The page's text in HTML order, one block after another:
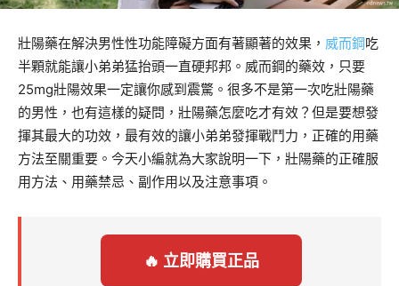
壯陽藥在解決男性性功能障礙方面有著顯著的效果， 威而鋼吃
半顆就能讓小弟弟猛抬頭一直硬邦邦。威而鋼的藥效，只要
25mg壯陽效果一定讓你感到震驚。很多不是第一次吃壯陽藥
的男性，也有這樣的疑問，壯陽藥怎麼吃才有效？但是要想發
揮其最大的功效，最有效的讓小弟弟發揮戰鬥力，正確的用藥
方法至關重要。今天小編就為大家說明一下，壯陽藥的正確服
用方法、用藥禁忌、副作用以及注意事項。
🔥 立即購買正品